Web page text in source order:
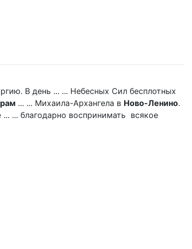
В день ... ... Небесных Сил бесплотных
... ... Михаила-Архангела в Ново-Ленино.
... благодарно воспринимать всякое